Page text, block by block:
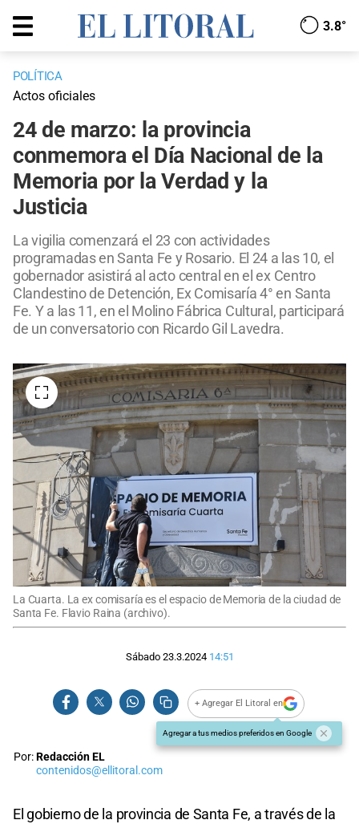
3.8°
POLÍTICA
Actos oficiales
24 de marzo: la provincia
conmemora el Día Nacional de la
Memoria por la Verdad y la
Justicia
La vigilia comenzará el 23 con actividades
programadas en Santa Fe y Rosario. El 24 a las 10, el
gobernador asistirá al acto central en el ex Centro
Clandestino de Detención, Ex Comisaría 4° en Santa
Fe. Y a las 11, en el Molino Fábrica Cultural, participará
de un conversatorio con Ricardo Gil Lavedra.
La Cuarta. La ex comisaría es el espacio de Memoria de la ciudad de
Santa Fe. Flavio Raina (archivo).
Sábado 23.3.2024 14:51
+ Agregar El Litoral en
Agregar a tus medios preferidos en Google
Por:Redacción EL
contenidos@ellitoral.com
El gobierno de la provincia de Santa Fe, a través de la